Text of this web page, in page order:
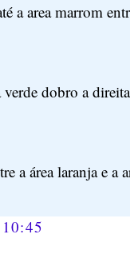
a area marrom
verde dobro a
a área laranja e a